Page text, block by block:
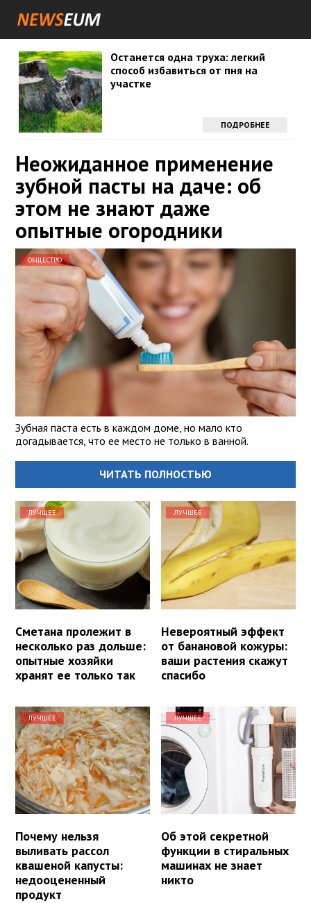
Останется одна труха: легкий
способ избавиться от пня на
участке
ПОДРОБНЕЕ
Неожиданное применение
зубной пасты на даче: об
этом не знают даже
опытные огородники
ОБЩЕСТВО
Зубная паста есть в каждом доме, но мало кто
догадывается, что ее место не только в ванной.
ЧИТАТЬ ПОЛНОСТЬЮ
ЛУЧШЕЕ
Сметана пролежит в
несколько раз дольше:
опытные хозяйки
хранят ее только так
ЛУЧШЕЕ
Невероятный эффект
от банановой кожуры:
ваши растения скажут
спасибо
ЛУЧШЕЕ
Почему нельзя
выливать рассол
квашеной капусты:
недооцененный
продукт
ЛУЧШЕЕ
Об этой секретной
функции в стиральных
машинах не знает
никто